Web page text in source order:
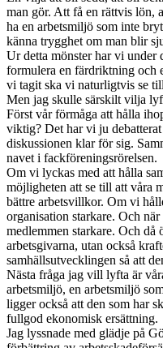
man gör. Att få en rättvis lön,
ha en arbetsmiljö som inte
känna trygghet om man blir
Ur detta mönster har vi under
formulera en färdriktning och
vi tagit ska vi naturligtvis se
Men jag skulle särskilt vilja
Först vår förmåga att hålla
viktig? Det har vi ju
diskussionen klar för sig.
navet i fackföreningsrörelsen.
Om vi lyckas med att hålla
möjligheten att se till att våra
bättre arbetsvillkor. Om vi
organisation starkare. Och
medlemmen starkare. Och då
arbetsgivarna, utan också
samhällsutvecklingen så att
Nästa fråga jag vill lyfta är
arbetsmiljö, en arbetsmiljö
ligger också att den som har
fullgod ekonomisk ersättning.
Jag lyssnade med glädje på